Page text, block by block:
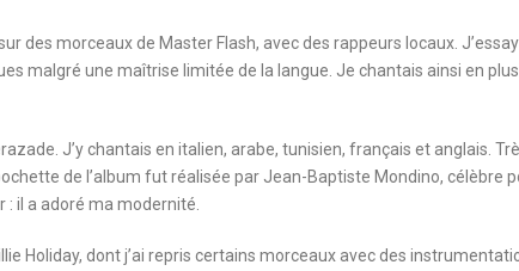
des morceaux de Master Flash, avec des rappeurs locaux.
malgré une maîtrise limitée de la langue. Je chantais ainsi en
J’y chantais en italien, arabe, tunisien, français et anglais.
de l’album fut réalisée par Jean-Baptiste Mondino, célèbre
il a adoré ma modernité.
Holiday, dont j’ai repris certains morceaux avec des